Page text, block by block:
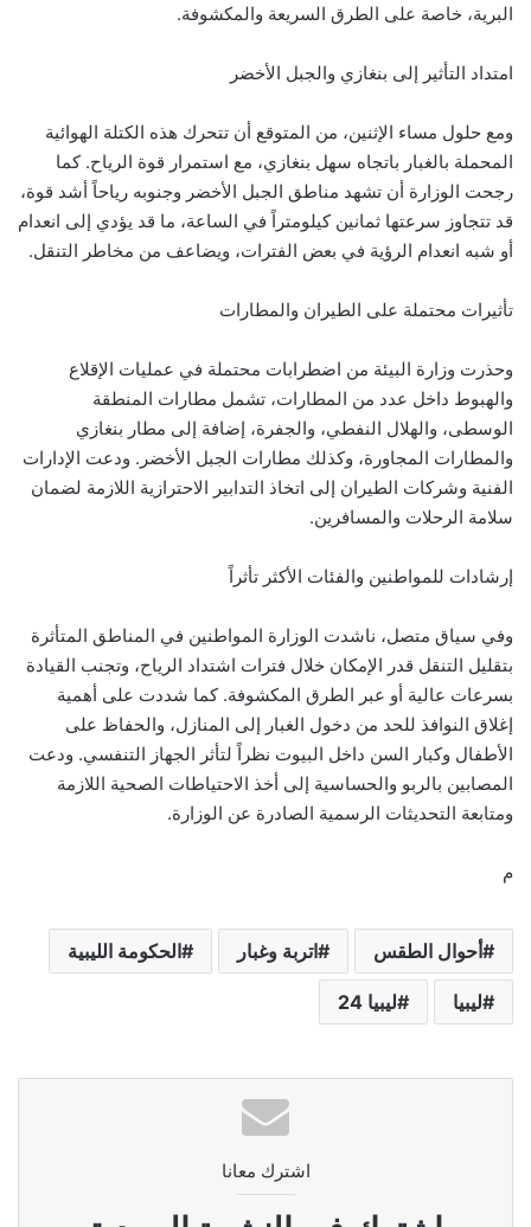
البرية، خاصة على الطرق السريعة والمكشوفة.
امتداد التأثير إلى بنغازي والجبل الأخضر
ومع حلول مساء الإثنين، من المتوقع أن تتحرك هذه الكتلة الهوائية
المحملة بالغبار باتجاه سهل بنغازي، مع استمرار قوة الرياح. كما
رجحت الوزارة أن تشهد مناطق الجبل الأخضر وجنوبه رياحاً أشد قوة،
قد تتجاوز سرعتها ثمانين كيلومتراً في الساعة، ما قد يؤدي إلى انعدام
أو شبه انعدام الرؤية في بعض الفترات، ويضاعف من مخاطر التنقل.
تأثيرات محتملة على الطيران والمطارات
وحذرت وزارة البيئة من اضطرابات محتملة في عمليات الإقلاع
والهبوط داخل عدد من المطارات، تشمل مطارات المنطقة
الوسطى، والهلال النفطي، والجفرة، إضافة إلى مطار بنغازي
والمطارات المجاورة، وكذلك مطارات الجبل الأخضر. ودعت الإدارات
الفنية وشركات الطيران إلى اتخاذ التدابير الاحترازية اللازمة لضمان
سلامة الرحلات والمسافرين.
إرشادات للمواطنين والفئات الأكثر تأثراً
وفي سياق متصل، ناشدت الوزارة المواطنين في المناطق المتأثرة
بتقليل التنقل قدر الإمكان خلال فترات اشتداد الرياح، وتجنب القيادة
بسرعات عالية أو عبر الطرق المكشوفة. كما شددت على أهمية
إغلاق النوافذ للحد من دخول الغبار إلى المنازل، والحفاظ على
الأطفال وكبار السن داخل البيوت نظراً لتأثر الجهاز التنفسي. ودعت
المصابين بالربو والحساسية إلى أخذ الاحتياطات الصحية اللازمة
ومتابعة التحديثات الرسمية الصادرة عن الوزارة.
م
أحوال الطقس اتربة وغبار الحكومة الليبية
ليبيا ليبيا 24
اشترك معانا